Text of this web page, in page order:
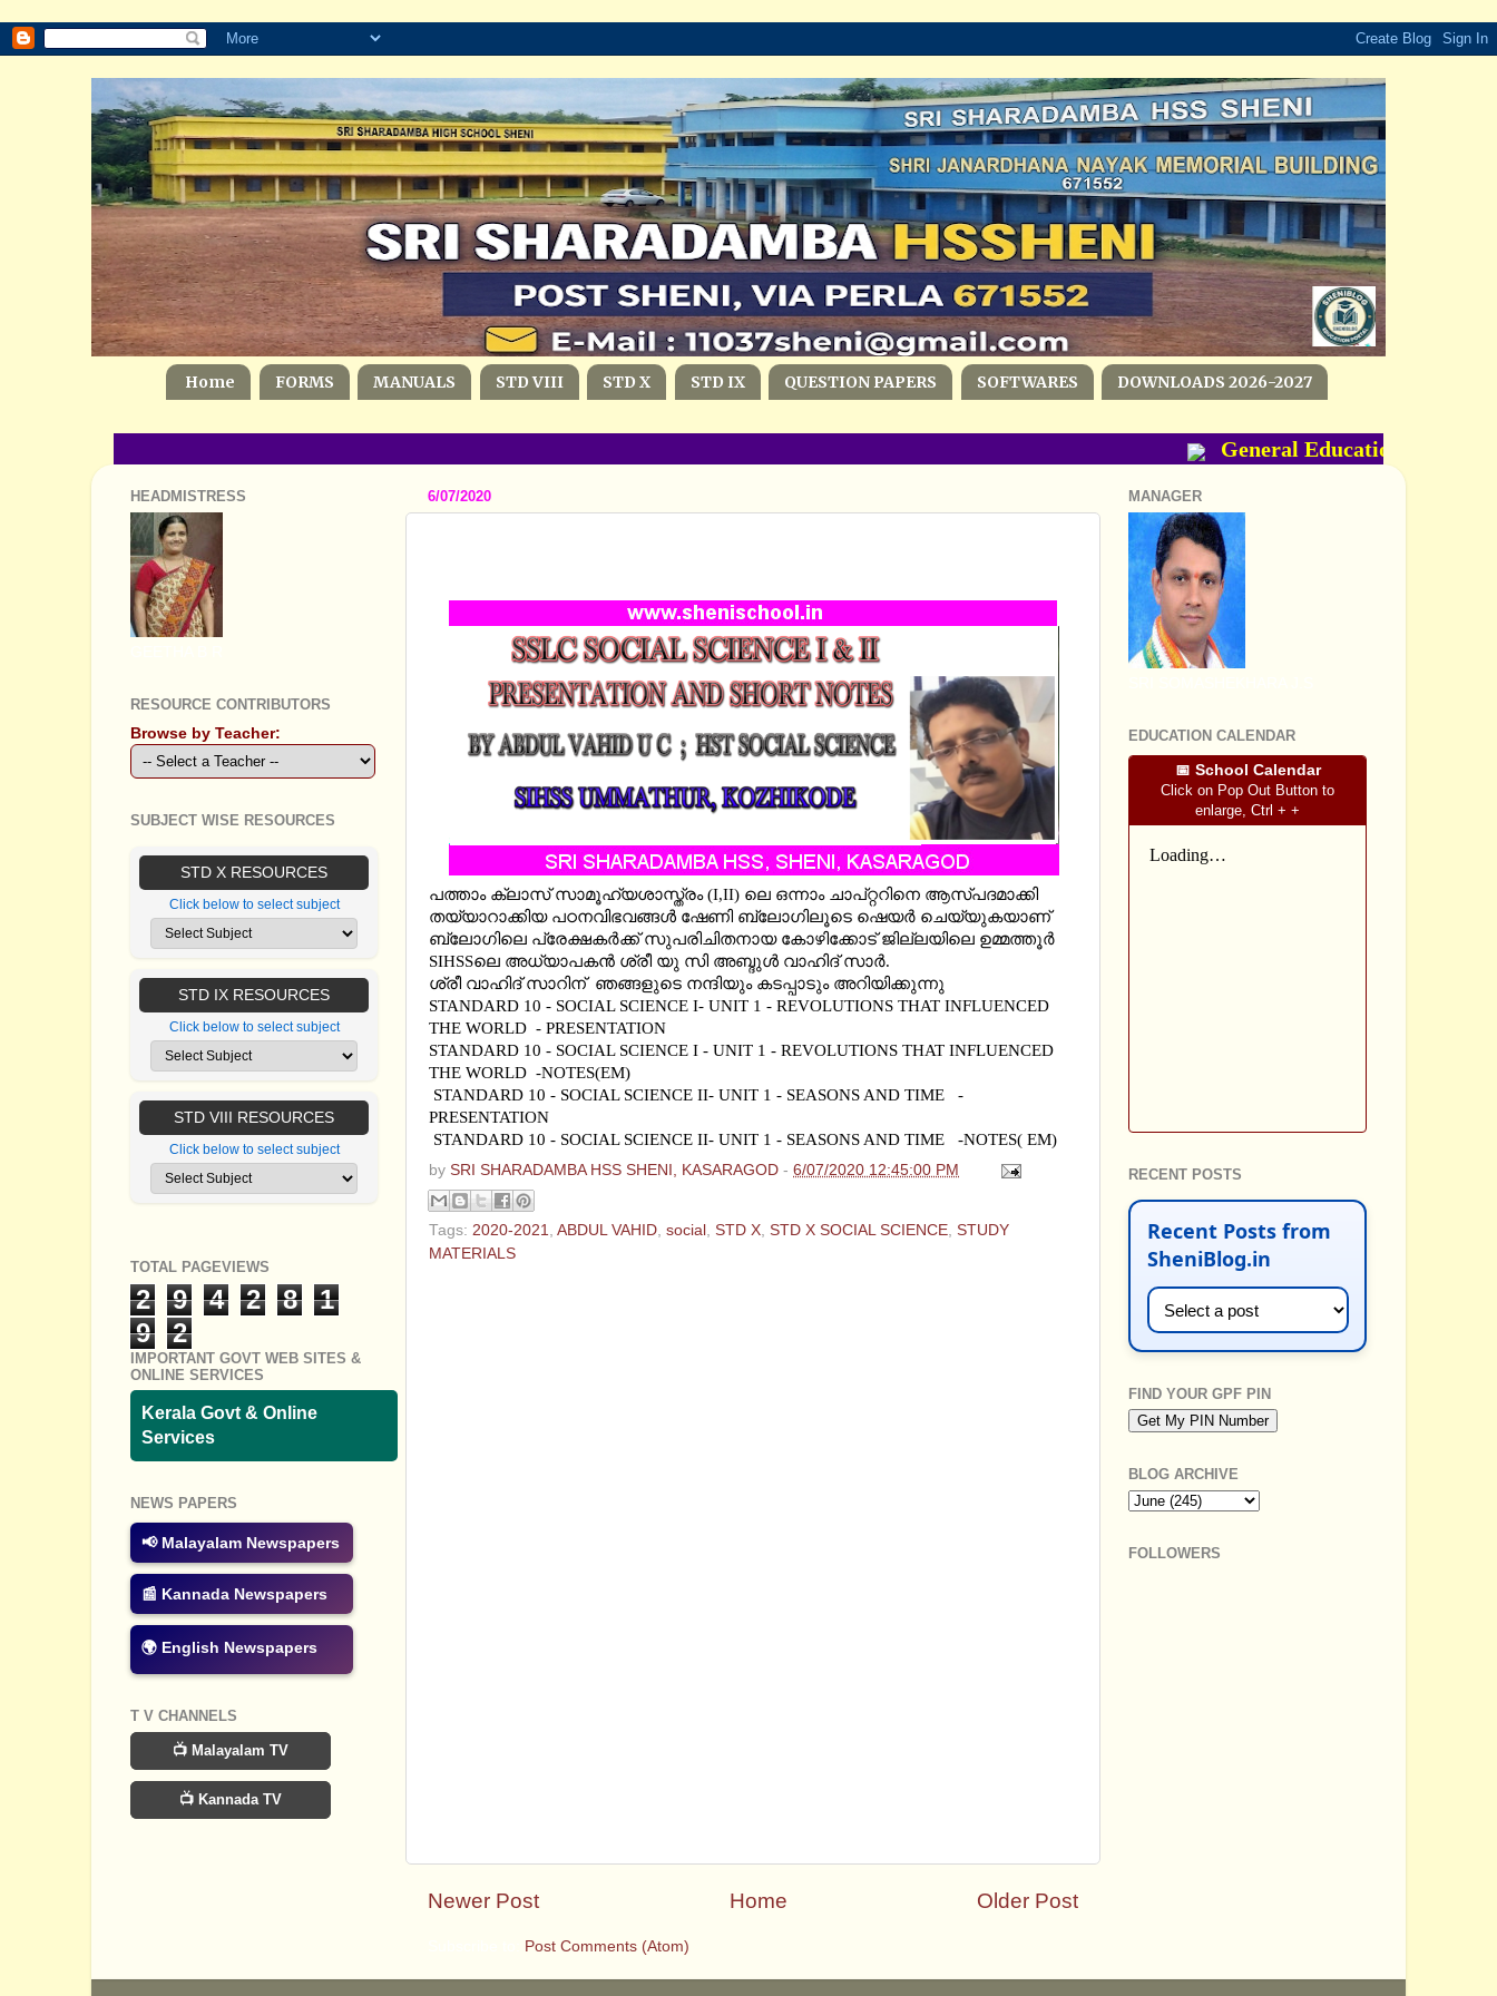
Home FORMS MANUALS STD VIII STD X STD IX QUESTION PAPERS SOFTWARES DOWNLOADS 2026-2027
General Education
6/07/2020
പത്താം ക്ലാസ് സാമൂഹ്യശാസ്ത്രം (I,II) ലെ ഒന്നാം ചാപ്റ്ററിനെ ആസ്പദമാക്കി
തയ്യാറാക്കിയ പഠനവിഭവങ്ങള്‍ ഷേണി ബ്ലോഗിലൂടെ ഷെയര്‍ ചെയ്യുകയാണ്
ബ്ലോഗിലെ പ്രേക്ഷകര്‍ക്ക് സുപരിചിതനായ കോഴിക്കോട് ജില്ലയിലെ ഉമ്മത്തൂര്‍
SIHSSലെ അധ്യാപകന്‍ ശ്രീ യു സി അബ്ദുള്‍ വാഹിദ് സാർ.
ശ്രീ വാഹിദ് സാറിന് ഞങ്ങളുടെ നന്ദിയും കടപ്പാടും അറിയിക്കുന്നു
STANDARD 10 - SOCIAL SCIENCE I- UNIT 1 - REVOLUTIONS THAT INFLUENCED
THE WORLD - PRESENTATION
STANDARD 10 - SOCIAL SCIENCE I - UNIT 1 - REVOLUTIONS THAT INFLUENCED
THE WORLD -NOTES(EM)
STANDARD 10 - SOCIAL SCIENCE II- UNIT 1 - SEASONS AND TIME -
PRESENTATION
STANDARD 10 - SOCIAL SCIENCE II- UNIT 1 - SEASONS AND TIME -NOTES( EM)
by SRI SHARADAMBA HSS SHENI, KASARAGOD - 6/07/2020 12:45:00 PM
Tags: 2020-2021 ABDUL VAHID social STD X STD X SOCIAL SCIENCE STUDY
MATERIALS
Newer Post Older Post
Home
Post Comments (Atom)
HEADMISTRESS
RESOURCE CONTRIBUTORS
Browse by Teacher:
SUBJECT WISE RESOURCES
STD X RESOURCES
Click below to select subject
STD IX RESOURCES
Click below to select subject
STD VIII RESOURCES
Click below to select subject
TOTAL PAGEVIEWS
2 9 4 2 8
1
9
2
IMPORTANT GOVT WEB SITES &
ONLINE SERVICES
Kerala Govt & Online
Services
NEWS PAPERS
📢 Malayalam Newspapers
📰 Kannada Newspapers
🌍 English Newspapers
T V CHANNELS
📺 Malayalam TV
📺 Kannada TV
MANAGER
EDUCATION CALENDAR
📅 School Calendar
Click on Pop Out Button to
enlarge, Ctrl + +
RECENT POSTS
Recent Posts from
SheniBlog.in
FIND YOUR GPF PIN
BLOG ARCHIVE
FOLLOWERS